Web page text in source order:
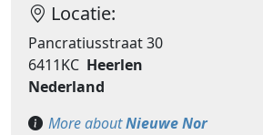
Locatie:
Pancratiusstraat 30
6411KC Heerlen
Nederland
More aboutNieuwe Nor